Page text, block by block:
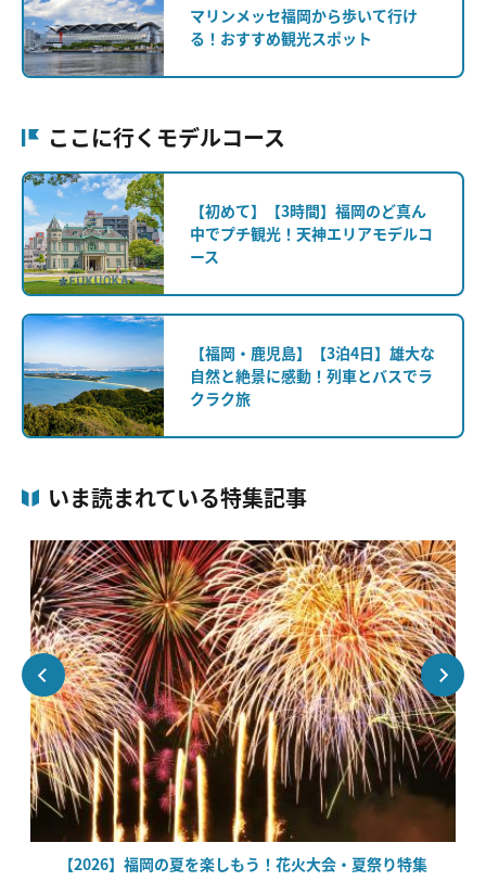
マリンメッセ福岡から歩いて行け
る！おすすめ観光スポット
ここに行くモデルコース
【初めて】【3時間】福岡のど真ん
中でプチ観光！天神エリアモデルコ
ース
【福岡・鹿児島】【3泊4日】雄大な
自然と絶景に感動！列車とバスでラ
クラク旅
いま読まれている特集記事
【2026】福岡の夏を楽しもう！花火大会・夏祭り特集